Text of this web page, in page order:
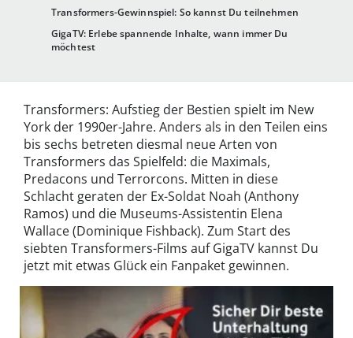
Transformers-Gewinnspiel: So kannst Du teilnehmen
GigaTV: Erlebe spannende Inhalte, wann immer Du
möchtest
Transformers: Aufstieg der Bestien spielt im New
York der 1990er-Jahre. Anders als in den Teilen eins
bis sechs betreten diesmal neue Arten von
Transformers das Spielfeld: die Maximals,
Predacons und Terrorcons. Mitten in diese
Schlacht geraten der Ex-Soldat Noah (Anthony
Ramos) und die Museums-Assistentin Elena
Wallace (Dominique Fishback). Zum Start des
siebten Transformers-Films auf GigaTV kannst Du
jetzt mit etwas Glück ein Fanpaket gewinnen.